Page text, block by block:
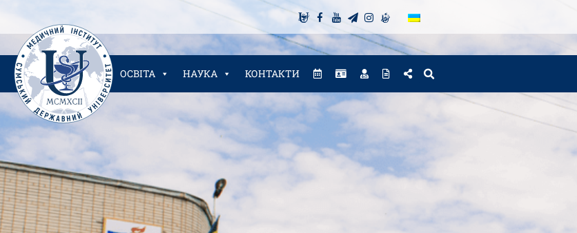
ОСВІТА НАУКА КОНТАКТИ